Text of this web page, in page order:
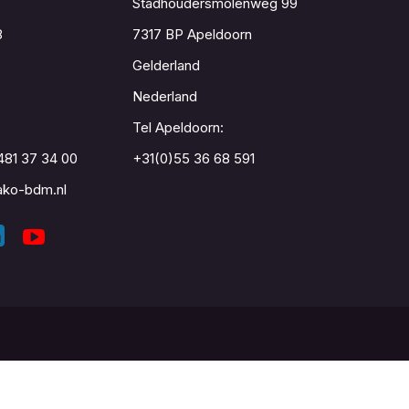
37 34 00
bdm.nl
7317 BP Apeldoorn
Gelderland
Nederland
Tel Apeldoorn:
+31(0)55 36 68 591